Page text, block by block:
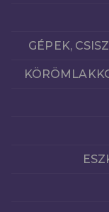
GÉPEK,